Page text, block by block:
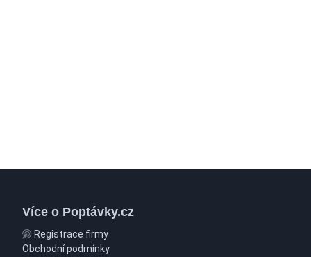
Více o Poptávky.cz
Registrace firmy
Obchodní podmínky